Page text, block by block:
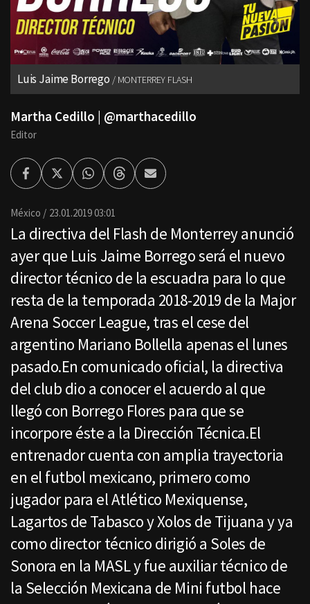
Luis Jaime Borrego MONTERREY FLASH
Martha Cedillo | @marthacedillo
Editor
FacebookTwitterWhatsappThreadsEnviar
por
México 23.01.2019 03:01
La directiva del Flash de Monterrey anunció
ayer que Luis Jaime Borrego será el nuevo
director técnico de la escuadra para lo que
resta de la temporada 2018-2019 de la Major
Arena Soccer League, tras el cese del
argentino Mariano Bollella apenas el lunes
pasado.En comunicado oficial, la directiva
del club dio a conocer el acuerdo al que
llegó con Borrego Flores para que se
incorpore éste a la Dirección Técnica.El
entrenador cuenta con amplia trayectoria
en el futbol mexicano, primero como
jugador para el Atlético Mexiquense,
Lagartos de Tabasco y Xolos de Tijuana y ya
como director técnico dirigió a Soles de
Sonora en la MASL y fue auxiliar técnico de
la Selección Mexicana de Mini futbol hace